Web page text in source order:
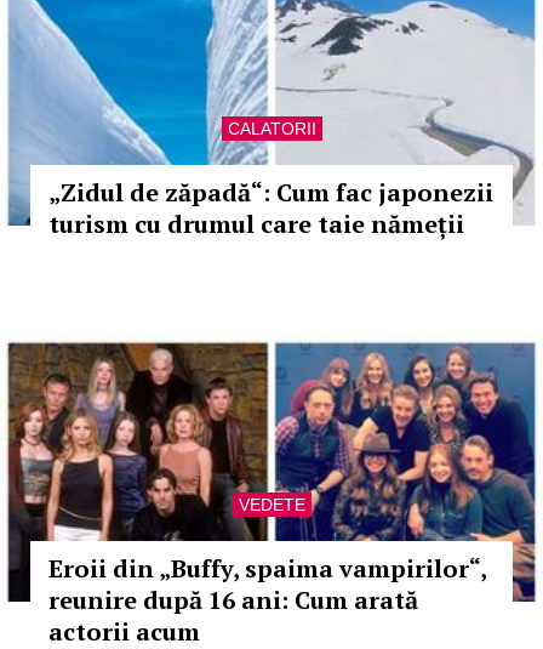
CALATORII
„Zidul de zăpadă“: Cum fac japonezii
turism cu drumul care taie nămeții
VEDETE
Eroii din „Buffy, spaima vampirilor“,
reunire după 16 ani: Cum arată
actorii acum